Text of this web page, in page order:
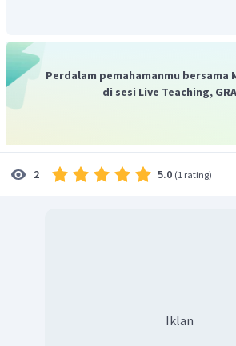
Perdalam pemahamanmu bersama
di sesi Live Teaching,
2 5.0 (1 rating)
Iklan